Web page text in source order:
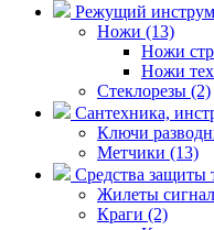
Режущий
Ножи (13)
Ножи
Ножи
Стеклорезы (2)
Сантехника,
Ключи
Метчики (13)
Средства защиты
Жилеты
Краги (2)